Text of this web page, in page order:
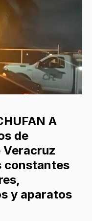
A
de
constantes
y aparatos